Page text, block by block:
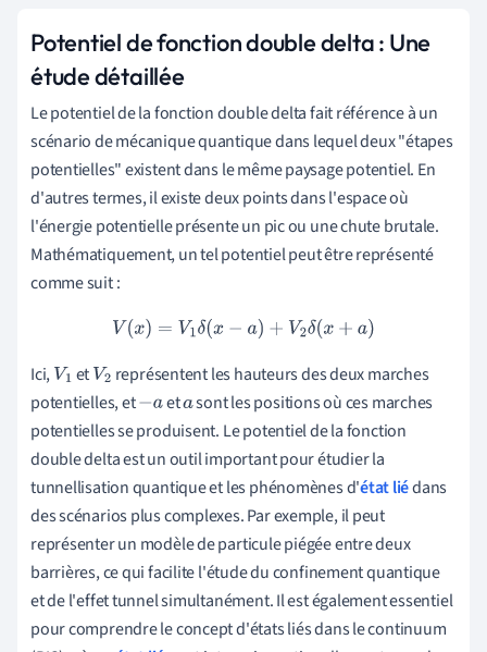
Potentiel de fonction double delta : Une
étude détaillée
Le potentiel de la fonction double delta fait référence à un
scénario de mécanique quantique dans lequel deux "étapes
potentielles" existent dans le même paysage potentiel. En
d'autres termes, il existe deux points dans l'espace où
l'énergie potentielle présente un pic ou une chute brutale.
Mathématiquement, un tel potentiel peut être représenté
comme suit :
V( x)=V1δ( x− a)+ V2δ(x+a)
Ici, V1 et V2 représentent les hauteurs des deux marches
potentielles, et−a etasont les positions où ces marches
potentielles se produisent. Le potentiel de la fonction
double delta est un outil important pour étudier la
tunnellisation quantique et les phénomènes d'état liédans
des scénarios plus complexes. Par exemple, il peut
représenter un modèle de particule piégée entre deux
barrières, ce qui facilite l'étude du confinement quantique
et de l'effet tunnel simultanément. Il est également essentiel
pour comprendre le concept d'états liés dans le continuum